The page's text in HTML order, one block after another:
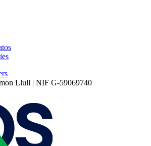
Llull | NIF G-59069740